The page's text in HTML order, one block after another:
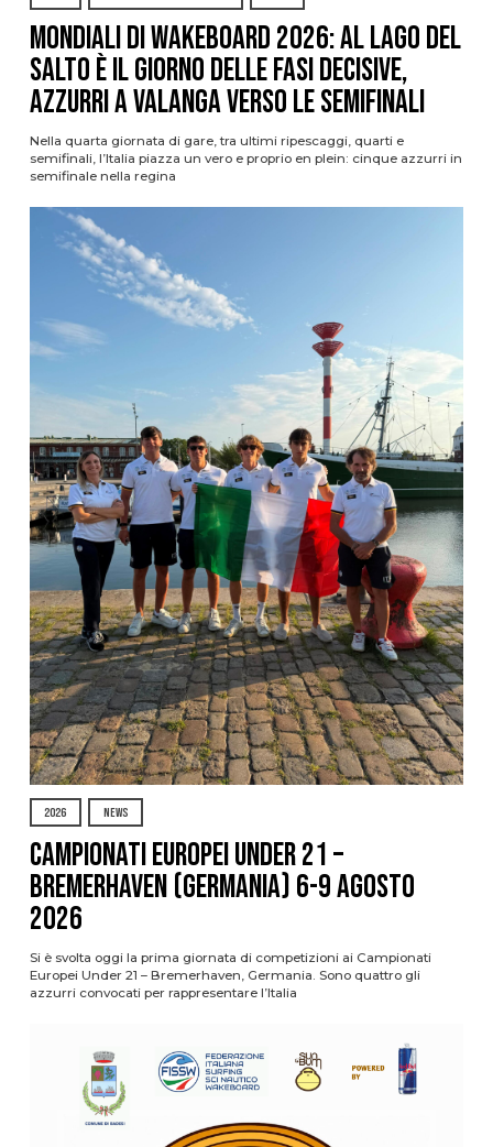
Mondiali di Wakeboard 2026: al Lago del
Salto è il giorno delle fasi decisive,
azzurri a valanga verso le semifinali
Nella quarta giornata di gare, tra ultimi ripescaggi, quarti e
semifinali, l’Italia piazza un vero e proprio en plein: cinque azzurri in
semifinale nella regina
2026 NEWS
Campionati Europei Under 21 –
Bremerhaven (Germania) 6-9 agosto
2026
Si è svolta oggi la prima giornata di competizioni ai Campionati
Europei Under 21 – Bremerhaven, Germania. Sono quattro gli
azzurri convocati per rappresentare l’Italia